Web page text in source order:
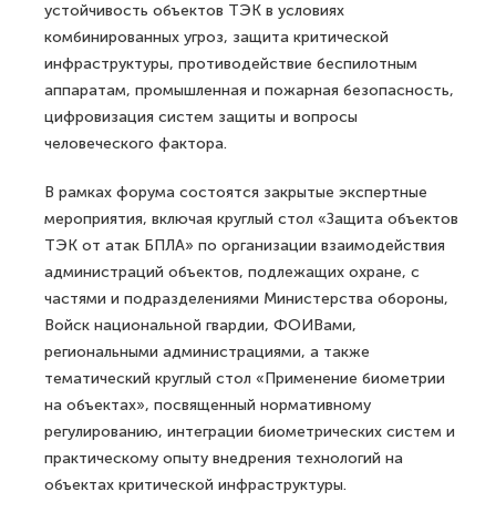
устойчивость объектов ТЭК в условиях
комбинированных угроз, защита критической
инфраструктуры, противодействие беспилотным
аппаратам, промышленная и пожарная безопасность,
цифровизация систем защиты и вопросы
человеческого фактора.
В рамках форума состоятся закрытые экспертные
мероприятия, включая круглый стол «Защита объектов
ТЭК от атак БПЛА» по организации взаимодействия
администраций объектов, подлежащих охране, с
частями и подразделениями Министерства обороны,
Войск национальной гвардии, ФОИВами,
региональными администрациями, а также
тематический круглый стол «Применение биометрии
на объектах», посвященный нормативному
регулированию, интеграции биометрических систем и
практическому опыту внедрения технологий на
объектах критической инфраструктуры.